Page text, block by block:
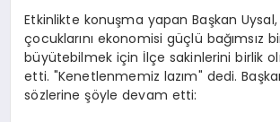
Etkinlikte konuşma yapan Başkan
çocuklarını ekonomisi güçlü bağımsız
büyütebilmek için İlçe sakinlerini birlik
etti. "Kenetlenmemiz lazım" dedi.
sözlerine şöyle devam etti: